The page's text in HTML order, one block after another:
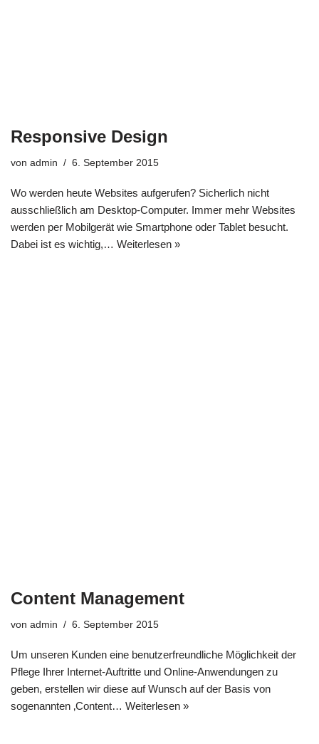
Responsive Design
von admin 6. September 2015
Wo werden heute Websites aufgerufen? Sicherlich nicht
ausschließlich am Desktop-Computer. Immer mehr Websites
werden per Mobilgerät wie Smartphone oder Tablet besucht.
Dabei ist es wichtig,… Weiterlesen »
Content Management
von admin 6. September 2015
Um unseren Kunden eine benutzerfreundliche Möglichkeit der
Pflege Ihrer Internet-Auftritte und Online-Anwendungen zu
geben, erstellen wir diese auf Wunsch auf der Basis von
sogenannten ‚Content… Weiterlesen »